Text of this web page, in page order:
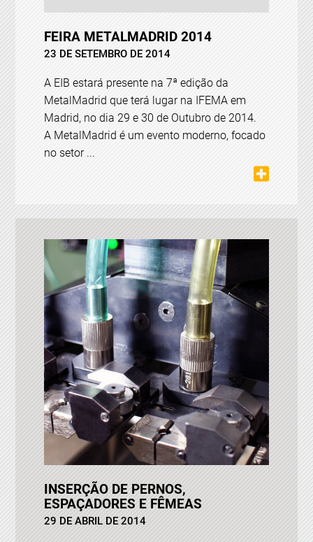
FEIRA METALMADRID 2014
23 DE SETEMBRO DE 2014
A EIB estará presente na 7ª edição da
MetalMadrid que terá lugar na IFEMA em
Madrid, no dia 29 e 30 de Outubro de 2014.
A MetalMadrid é um evento moderno, focado
no setor ...
INSERÇÃO DE PERNOS,
ESPAÇADORES E FÊMEAS
29 DE ABRIL DE 2014